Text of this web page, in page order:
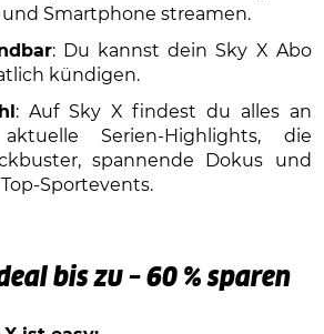
und Smartphone streamen.
: Du kannst dein Sky X Abo
kündigen.
: Auf Sky X findest du alles an
Serien-Highlights, die
spannende Dokus und
Sportevents.
bis zu – 60 % sparen